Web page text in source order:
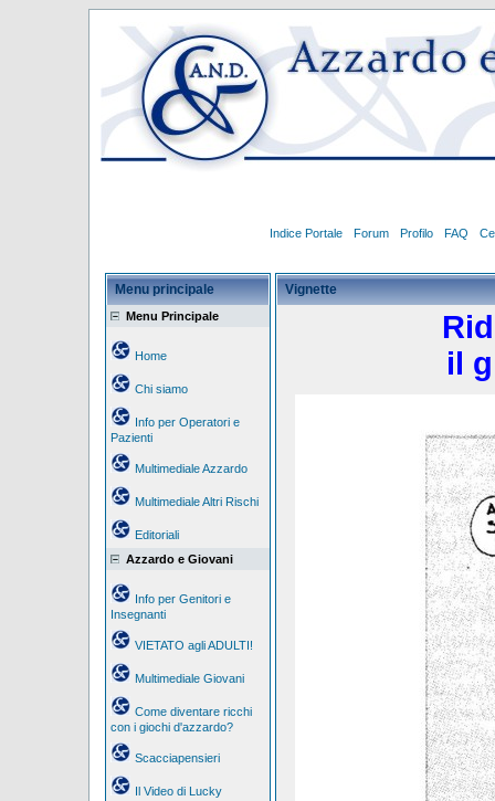
Indice Portale Forum Profilo FAQ
Menu principale
Menu Principale
Home
Chi siamo
Info per Operatori e
Pazienti
Multimediale Azzardo
Multimediale Altri Rischi
Editoriali
Azzardo e Giovani
Info per Genitori e
Insegnanti
VIETATO agli ADULTI!
Multimediale Giovani
Come diventare ricchi
con i giochi d'azzardo?
Scacciapensieri
Il Video di Lucky
Vignette
il